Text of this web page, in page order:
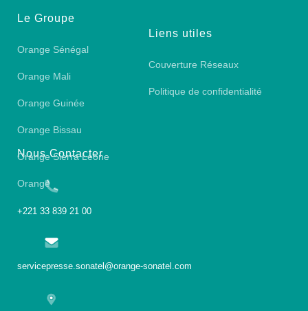
Le Groupe
Orange Sénégal
Orange Mali
Orange Guinée
Orange Bissau
Orange Sierra Leone
Orange
Liens utiles
Couverture Réseaux
Politique de confidentialité
Nous Contacter
+221 33 839 21 00
servicepresse.sonatel@orange-sonatel.com